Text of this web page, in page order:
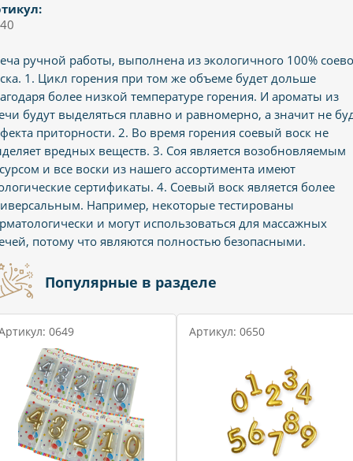
ручной работы, выполнена из экологичного 100%
1. Цикл горения при том же объеме будет дольше
более низкой температуре горения. И ароматы из
будут выделяться плавно и равномерно, а значит не
приторности. 2. Во время горения соевый воск не
вредных веществ. 3. Соя является возобновляемым
и все воски из нашего ассортимента имеют
сертификаты. 4. Соевый воск является более
Например, некоторые тестированы
и могут использоваться для массажных
потому что являются полностью безопасными.
Популярные в разделе
0649 Артикул: 0650